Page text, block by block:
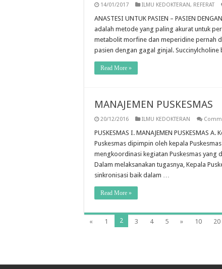
14/01/2017 ILMU KEDOKTERAN, REFERAT
ANASTESI UNTUK PASIEN – PASIEN
adalah metode yang paling akurat untuk
metabolit morfine dan meperidine pernah
pasien dengan gagal ginjal.
Read More »
MANAJEMEN PUSKESMAS
20/12/2016 ILMU KEDOKTERAN
PUSKESMAS I. MANAJEMEN PUSKESMAS
Puskesmas dipimpin oleh kepala
mengkoordinasi kegiatan Puskesmas
Dalam melaksanakan tugasnya, Kepala
sinkronisasi baik dalam …
Read More »
« 1 2 3 4 5 » 10 20